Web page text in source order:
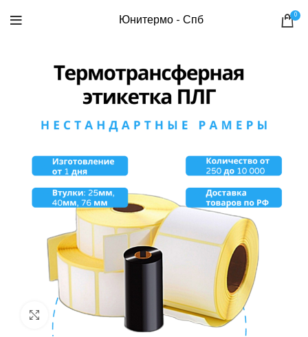
Юнитермо - Спб 0
Нажмите, чтобы увеличить